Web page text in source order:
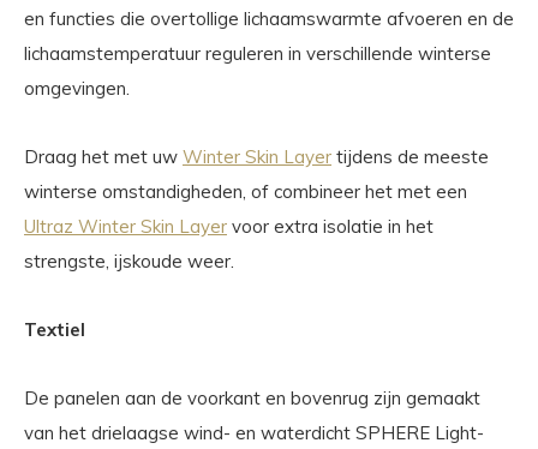
en functies die overtollige lichaamswarmte afvoeren en de
lichaamstemperatuur reguleren in verschillende winterse
omgevingen.
Draag het met uw Winter Skin Layer tijdens de meeste
winterse omstandigheden, of combineer het met een
Ultraz Winter Skin Layer voor extra isolatie in het
strengste, ijskoude weer.
Textiel
De panelen aan de voorkant en bovenrug zijn gemaakt
van het drielaagse wind- en waterdicht SPHERE Light-